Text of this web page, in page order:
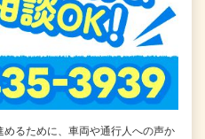
るために、車両や通行人への声か